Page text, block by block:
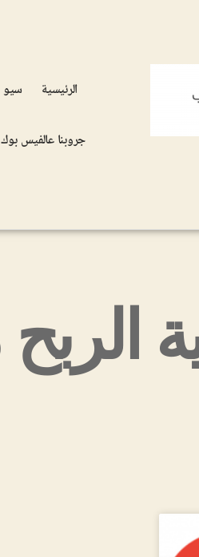
الرئيسية سيو
جروبنا عالفيس بوك